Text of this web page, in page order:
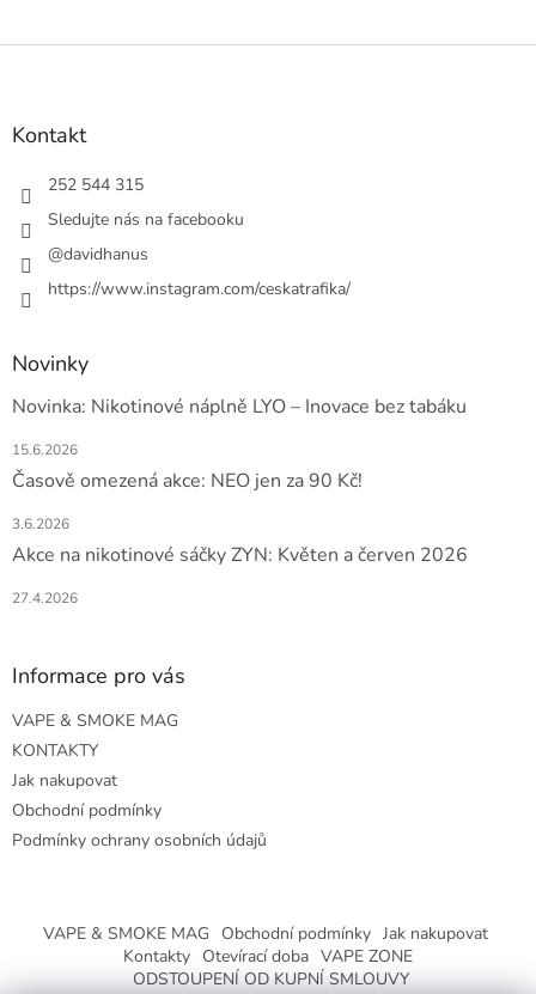
Z
Kontakt
252 544 315
Sledujte nás na facebooku
@davidhanus
https://www.instagram.com/ceskatrafika/
Novinky
Novinka: Nikotinové náplně LYO – Inovace bez tabáku
15.6.2026
Časově omezená akce: NEO jen za 90 Kč!
3.6.2026
Akce na nikotinové sáčky ZYN: Květen a červen 2026
27.4.2026
Informace pro vás
VAPE & SMOKE MAG
KONTAKTY
Jak nakupovat
Obchodní podmínky
Podmínky ochrany osobních údajů
VAPE & SMOKE MAG Obchodní podmínky Jak nakupovat
Kontakty Otevírací doba VAPE ZONE
ODSTOUPENÍ OD KUPNÍ SMLOUVY